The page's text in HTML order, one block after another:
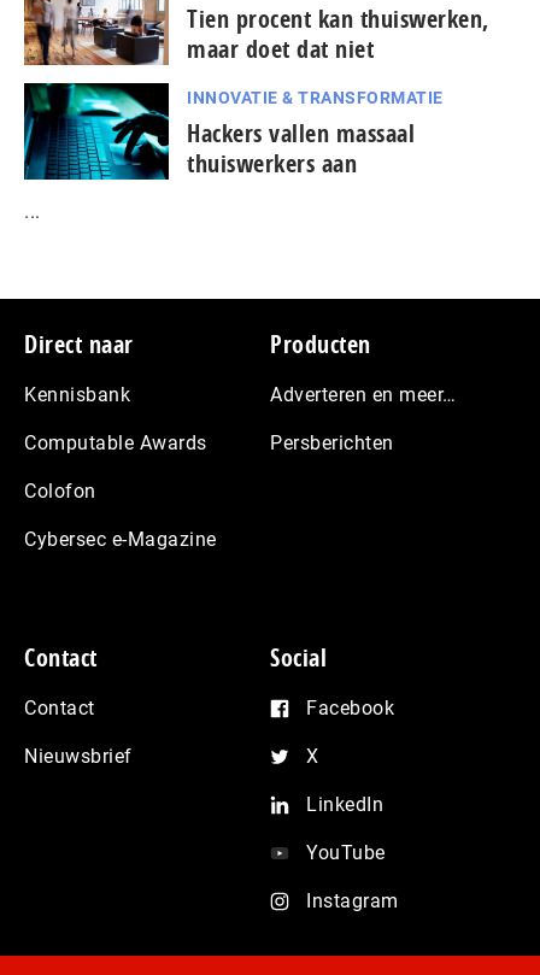
Tien procent kan thuiswerken,
maar doet dat niet
INNOVATIE & TRANSFORMATIE
Hackers vallen massaal
thuiswerkers aan
...
Footer
Direct naar
Kennisbank
Computable Awards
Colofon
Cybersec e-Magazine
Producten
Adverteren en meer…
Persberichten
Contact
Contact
Nieuwsbrief
Social
Facebook
X
LinkedIn
YouTube
Instagram